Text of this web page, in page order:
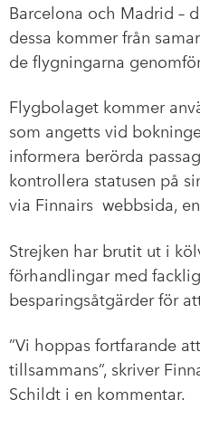
Barcelona och Madrid –
dessa kommer från
de flygningarna
Flygbolaget kommer
som angetts vid
informera berörda
kontrollera statusen på
via Finnairs webbsida,
Strejken har brutit ut i
förhandlingar med
besparingsåtgärder för
”Vi hoppas fortfarande
tillsammans”, skriver
Schildt i en kommentar.